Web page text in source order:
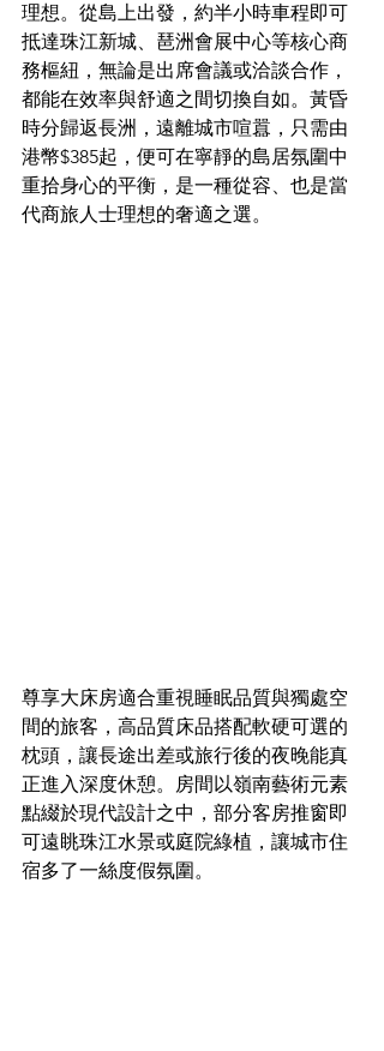
理想。從島上出發，約半小時車程即可
抵達珠江新城、琶洲會展中心等核心商
務樞紐，無論是出席會議或洽談合作，
都能在效率與舒適之間切換自如。黃昏
時分歸返長洲，遠離城市喧囂，只需由
港幣$385起，便可在寧靜的島居氛圍中
重拾身心的平衡，是一種從容、也是當
代商旅人士理想的奢適之選。
尊享大床房適合重視睡眠品質與獨處空
間的旅客，高品質床品搭配軟硬可選的
枕頭，讓長途出差或旅行後的夜晚能真
正進入深度休憩。房間以嶺南藝術元素
點綴於現代設計之中，部分客房推窗即
可遠眺珠江水景或庭院綠植，讓城市住
宿多了一絲度假氛圍。​